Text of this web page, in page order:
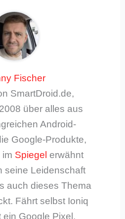
Fischer
SmartDroid.de,
über alles aus
Android-
Google-Produkte,
Spiegel erwähnt
seine Leidenschaft
auch dieses Thema
Fährt selbst Ioniq
ein Google Pixel.